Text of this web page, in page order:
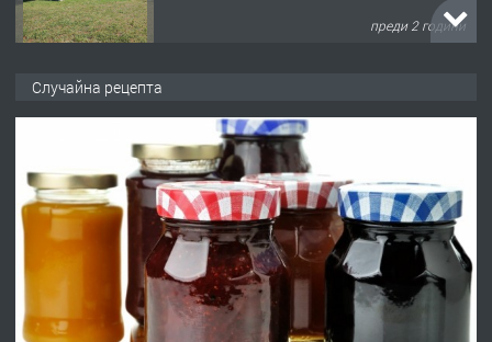
преди 2 години
НЕГОВОТО КАЧЕСТВО
ПРЕДЛАГА Имот в Северна Гърция, до Кавала
Случайна рецепта